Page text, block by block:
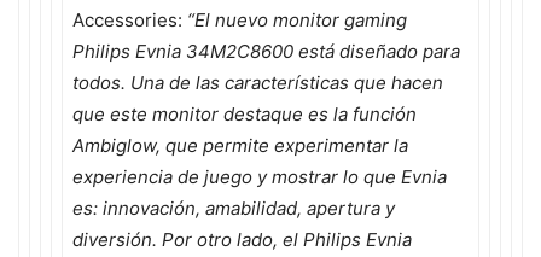
Accessories: “El nuevo monitor gaming
Philips Evnia 34M2C8600 está diseñado para
todos. Una de las características que hacen
que este monitor destaque es la función
Ambiglow, que permite experimentar la
experiencia de juego y mostrar lo que Evnia
es: innovación, amabilidad, apertura y
diversión. Por otro lado, el Philips Evnia